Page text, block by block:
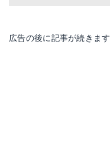
広告の後に記事が続きます